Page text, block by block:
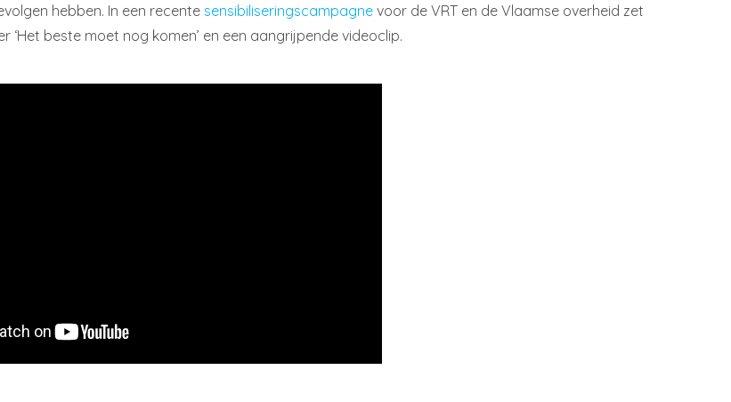
hebben. In een recente sensibiliseringscampagne voor de VRT en de Vlaamse overheid zet
beste moet nog komen’ en een aangrijpende videoclip.